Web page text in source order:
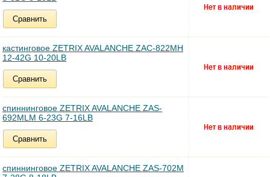
Сравнить
кастинговое ZETRIX AVALANCHE ZAC-822MH
12-42G 10-20LB
Сравнить
спиннинговое ZETRIX AVALANCHE ZAS-
692MLM 6-23G 7-16LB
Сравнить
спиннинговое ZETRIX AVALANCHE ZAS-702M